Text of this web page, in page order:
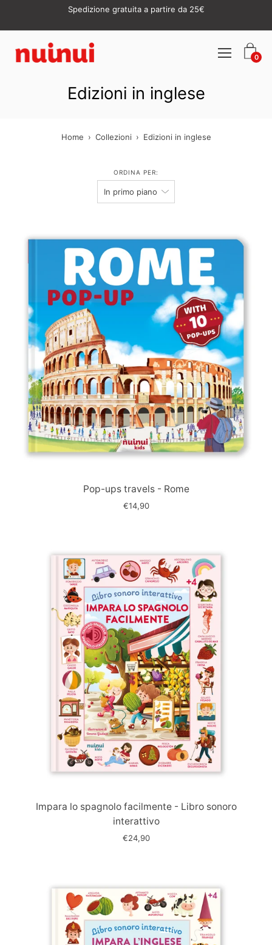
contenuto
Spedizione gratuita a partire da 25€
Apri
menu
0
Edizioni in inglese
Home › Collezioni › Edizioni in inglese
ORDINA PER:
slide
Pop-ups travels - Rome
€14,90
slide
Impara lo spagnolo facilmente - Libro sonoro
interattivo
€24,90